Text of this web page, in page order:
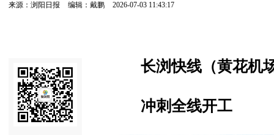
来源：浏阳日报 编辑：戴鹏 2026-07-03 11:43:17
长浏快线（黄花机
冲刺全线开工